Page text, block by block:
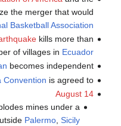
the merger that would
Basketball Association
kills more than
of villages in Ecuador
becomes independent.
Convention is agreed to.
August 14
mines under a
Palermo,Sicily